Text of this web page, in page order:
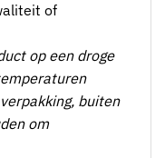
of
op een droge
buiten
om